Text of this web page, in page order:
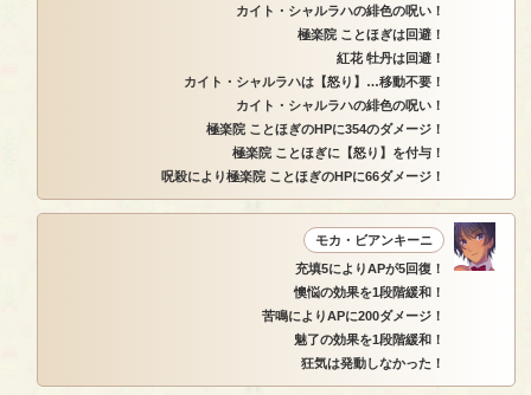
カイト・シャルラハの緋色の呪い！
極楽院 ことほぎは回避！
紅花 牡丹は回避！
カイト・シャルラハは【怒り】…移動不要！
カイト・シャルラハの緋色の呪い！
極楽院 ことほぎのHPに354のダメージ！
極楽院 ことほぎに【怒り】を付与！
呪殺により極楽院 ことほぎのHPに66ダメージ！
モカ・ビアンキーニ
充填5によりAPが5回復！
懊悩の効果を1段階緩和！
苦鳴によりAPに200ダメージ！
魅了の効果を1段階緩和！
狂気は発動しなかった！